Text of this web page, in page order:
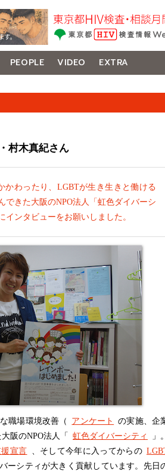
PEOPLE VIDEO
EXTRA
村木真紀さん
かわったり、LGBTが生き生きと働ける
できた大阪のNPO法人「虹色ダイバーシ
インタビューをお願いしました。
職場環境改善（ アンケート
の実施、企
阪のNPO法人「
虹色ダイバーシティ
」。
宣言 、そして今年に入ってからの
ーシティが大きく貢献しています。先日